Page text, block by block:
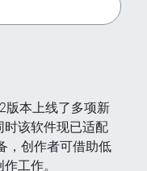
版本上线了多项新
时该软件现已适配
，创作者可借助低
工作。